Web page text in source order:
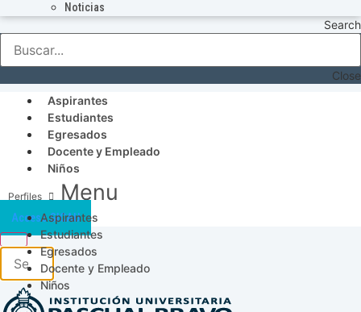
Noticias
Search
Close
Aspirantes
Estudiantes
Egresados
Docente y Empleado
Niños
Menu
Aspirantes
Estudiantes
Egresados
Docente y Empleado
Niños
Acceso SICAU